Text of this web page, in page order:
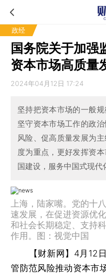
政经
国务院关于加强
资本市场高质量
2024年04月12日 17:24
坚持把资本市场的一般
坚守资本市场工作的政
风险、促高质量发展为
度为重点，更好发挥资
国建设，服务中国式现代
上海，陆家嘴。党的十
速发展，在促进资源优
和社会长期稳定、支持
作用。图：视觉中国
【财新网】 4月12
管防范风险推动资本市